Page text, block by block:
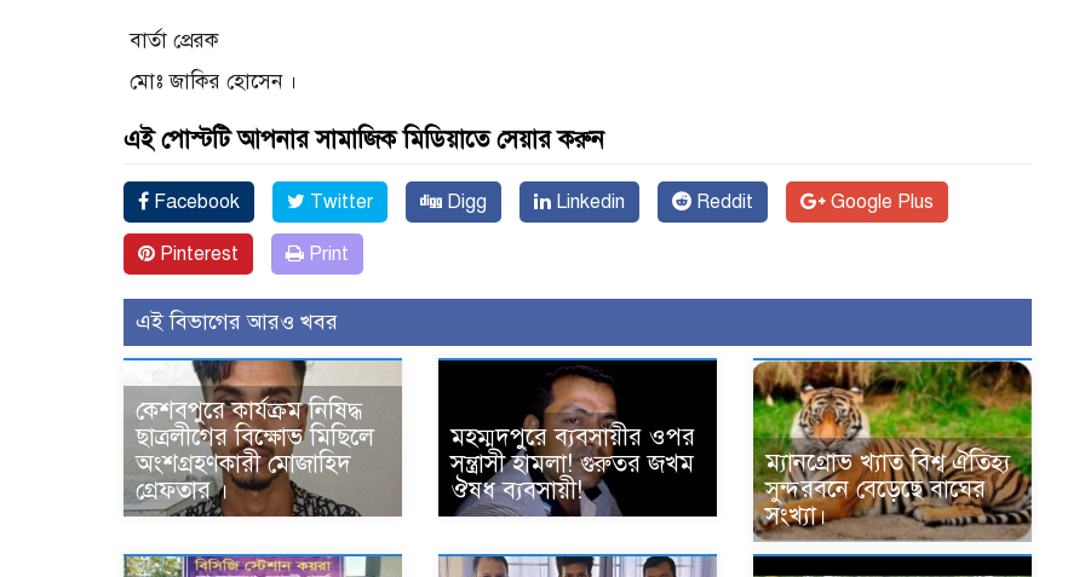
বার্তা প্রেরক
মোঃ জাকির হোসেন ।
এই পোস্টটি আপনার সামাজিক মিডিয়াতে সেয়ার করুন
Facebook Twitter Digg Linkedin Reddit Google Plus
Pinterest Print
এই বিভাগের আরও খবর
কেশবপুরে কার্যক্রম নিষিদ্ধ
ছাত্রলীগের বিক্ষোভ মিছিলে
অংশগ্রহণকারী মোজাহিদ
গ্রেফতার ।
মহম্মদপুরে ব্যবসায়ীর ওপর
সন্ত্রাসী হামলা! গুরুতর জখম
ঔষধ ব্যবসায়ী!
ম্যানগ্রোভ খ্যাত বিশ্ব ঐতিহ্য
সুন্দরবনে বেড়েছে বাঘের
সংখ্যা।